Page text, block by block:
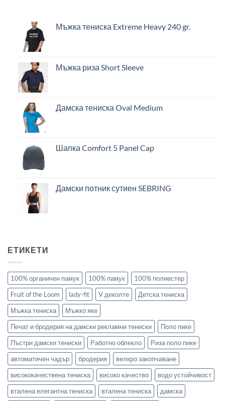
Мъжка тениска Extreme Heavy 240 gr.
Мъжка риза Short Sleeve
Дамска тениска Oval Medium
Шапка Comfort 5 Panel Cap
Дамски потник сутиен SEBRING
ЕТИКЕТИ
100% органичен памук 100% памук
100% полиестер
Fruit of the Loom
lady-fit V деколте
Детска тениска
Мъжка тениска
Мъжко яке
Печат и бродерия на дамски рекламни тениски
Поло пике
Пъстри дамски тениски
Работно облекло
Риза поло пике
автоматичен чадър
бродерия
велкро закопчаване
висококачествена тениска
високо качество
водо устойчивост
вталена елегантна тениска
вталена тениска дамска